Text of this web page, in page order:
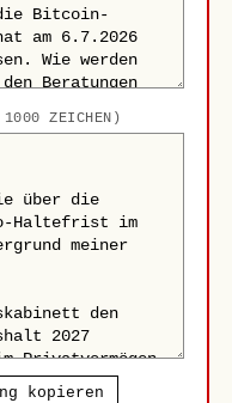
1000 ZEICHEN)
kopieren